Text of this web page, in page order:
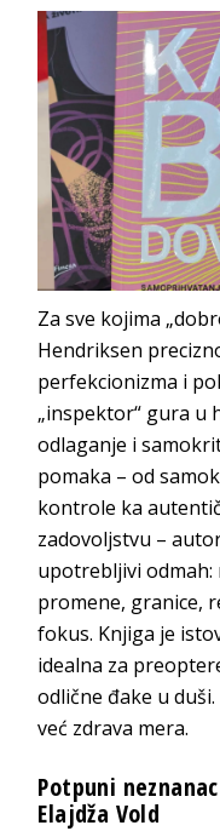
Za sve kojima
Hendriksen
perfekcionizma i
„inspektor“ gura u
odlaganje i
pomaka – od
kontrole ka
zadovoljstvu –
upotrebljivi odmah:
promene, granice,
fokus. Knjiga je
idealna za
odlične đake u
već zdrava mera.
Potpuni
Elajdža Vold